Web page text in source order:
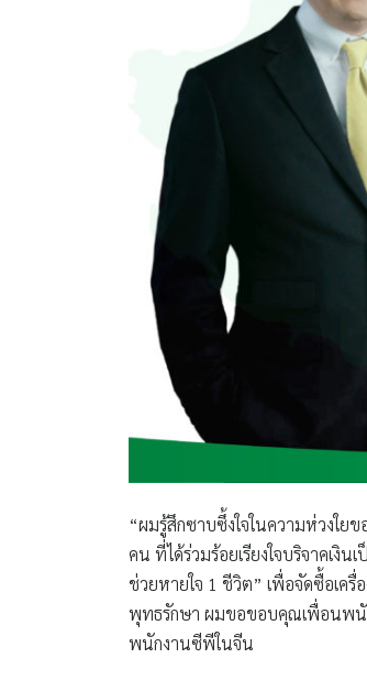
“ผมรู้สึกซาบซึ้งใจในความห่วงใย
คน ที่ได้ร่วมร้อยเรียงใจบริจาคเงิ
ช่วยหายใจ 1 ชีวิต” เพื่อจัดซื้อเค
พุทธรักษา ผมขอขอบคุณเพื่อนพนัก
พนักงานซีพีในจีน